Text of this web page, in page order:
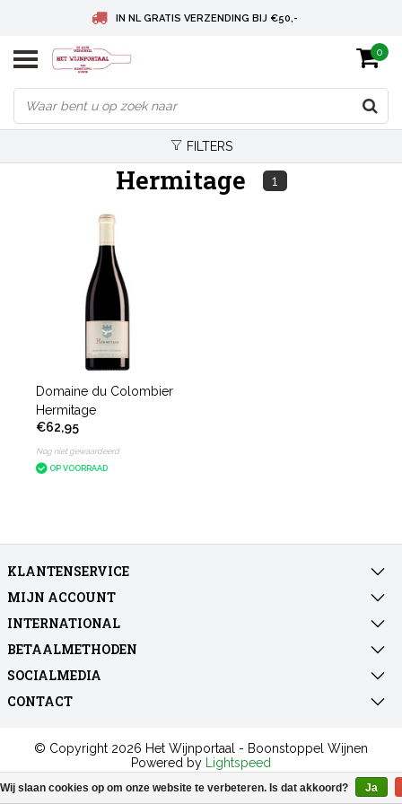
IN NL GRATIS VERZENDING BIJ €50,-
BELGIE GRATIS VERZENDING BIJ € 75
DEUTSCHLAND VERSANDKOSTENFREI AB € 75
0
FILTERS
Hermitage 1
Domaine du Colombier
Hermitage
€62,95
Nog niet gewaardeerd
OP VOORRAAD
KLANTENSERVICE
MIJN ACCOUNT
INTERNATIONAL
BETAALMETHODEN
SOCIALMEDIA
CONTACT
© Copyright 2026 Het Wijnportaal - Boonstoppel Wijnen
Powered by
Lightspeed
All rights reserved byInStijl Media
Wij slaan cookies op om onze website te verbeteren. Is dat akkoord? Ja